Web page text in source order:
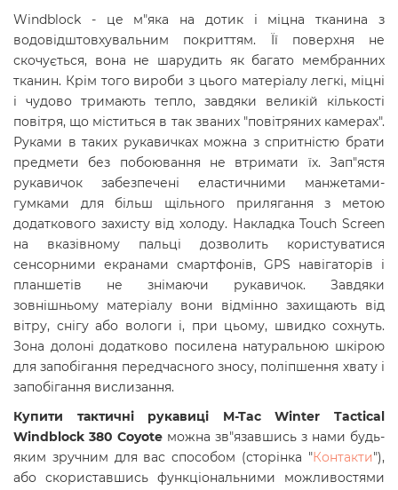
Windblock - це м"яка на дотик і міцна тканина з
водовідштовхувальним покриттям. Її поверхня не
скочується, вона не шарудить як багато мембранних
тканин. Крім того вироби з цього матеріалу легкі, міцні
і чудово тримають тепло, завдяки великій кількості
повітря, що міститься в так званих "повітряних камерах".
Руками в таких рукавичках можна з спритністю брати
предмети без побоювання не втримати їх. Зап"ястя
рукавичок забезпечені еластичними манжетами-
гумками для більш щільного прилягання з метою
додаткового захисту від холоду. Накладка Touch Screen
на вказівному пальці дозволить користуватися
сенсорними екранами смартфонів, GPS навігаторів і
планшетів не знімаючи рукавичок. Завдяки
зовнішньому матеріалу вони відмінно захищають від
вітру, снігу або вологи і, при цьому, швидко сохнуть.
Зона долоні додатково посилена натуральною шкірою
для запобігання передчасного зносу, поліпшення хвату і
запобігання вислизання.
Купити тактичні рукавиці M-Tac Winter Tactical
Windblock 380 Coyote можна зв"язавшись з нами будь-
яким зручним для вас способом (сторінка "Контакти"),
або скориставшись функціональними можливостями